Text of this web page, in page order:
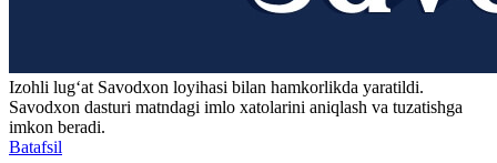
Izohli lugʻat Savodxon loyihasi bilan hamkorlikda yaratildi.
Savodxon dasturi matndagi imlo xatolarini aniqlash va tuzatishga
imkon beradi.
Batafsil